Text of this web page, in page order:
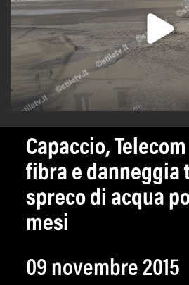
Capaccio,
fibra e danneggia
spreco di acqua
mesi
09 novembre 2015